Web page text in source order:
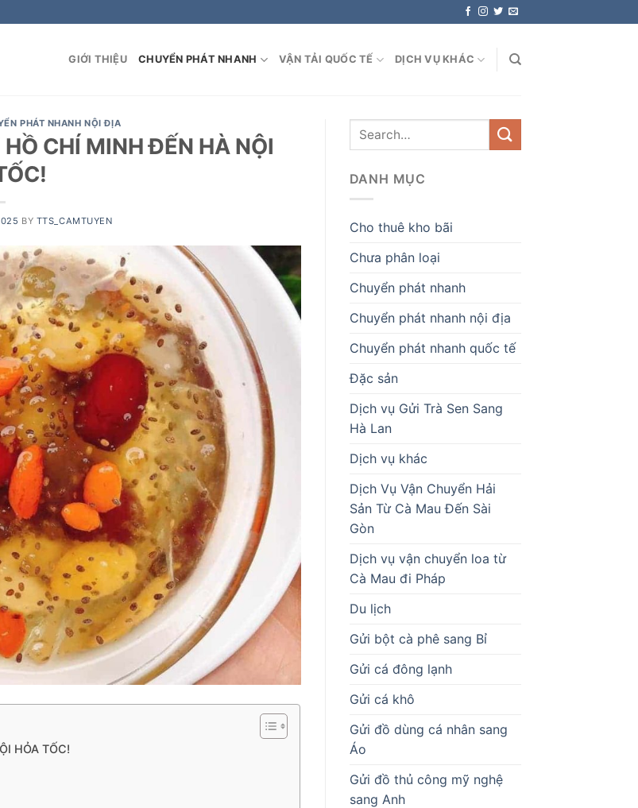
GIỚI THIỆU CHUYỂN PHÁT NHANH VẬN TẢI QUỐC TẾ DỊCH VỤ KHÁC
PHÁT NHANH NỘI ĐỊA
CHÍ MINH ĐẾN HÀ NỘI
BY TTS_CAMTUYEN
HỎA TỐC!
DANH MỤC
Cho thuê kho bãi
Chưa phân loại
Chuyển phát nhanh
Chuyển phát nhanh nội địa
Chuyển phát nhanh quốc tế
Đặc sản
Dịch vụ Gửi Trà Sen Sang
Hà Lan
Dịch vụ khác
Dịch Vụ Vận Chuyển Hải
Sản Từ Cà Mau Đến Sài
Gòn
Dịch vụ vận chuyển loa từ
Cà Mau đi Pháp
Du lịch
Gửi bột cà phê sang Bỉ
Gửi cá đông lạnh
Gửi cá khô
Gửi đồ dùng cá nhân sang
Áo
Gửi đồ thủ công mỹ nghệ
sang Anh